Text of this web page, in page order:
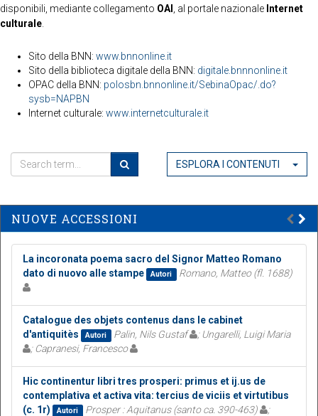
disponibili, mediante collegamento OAI , al portale nazionale Internet
culturale
Sito della BNN: www.bnnonline.it
Sito della biblioteca digitale della BNN: digitale.bnnnonline.it
OPAC della BNN: polosbn.bnnonline.it/SebinaOpac/.do?
sysb=NAPBN
Internet culturale: www.internetculturale.it
ESPLORA I CONTENUTI
NUOVE ACCESSIONI
La incoronata poema sacro del Signor Matteo Romano
dato di nuovo alle stampe
Autori Romano, Matteo (fl. 1688)
Catalogue des objets contenus dans le cabinet
d'antiquitès
Autori Palin, Nils Gustaf
; Ungarelli, Luigi Maria
; Capranesi, Francesco
Hic continentur libri tres prosperi: primus et ij.us de
contemplativa et activa vita: tercius de viciis et virtutibus
(c. 1r)
Autori Prosper : Aquitanus (santo ca. 390-463)
;